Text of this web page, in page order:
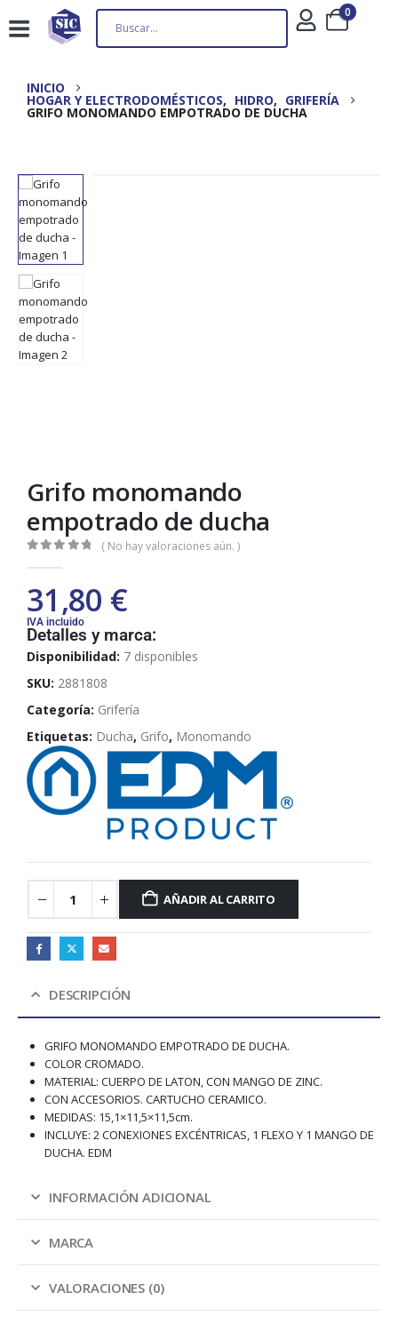
0
INICIO
HOGAR Y ELECTRODOMÉSTICOS, HIDRO, GRIFERÍA
GRIFO MONOMANDO EMPOTRADO DE DUCHA
Grifo monomando
empotrado de ducha
( No hay valoraciones aún. )
31,80 €
IVA incluido
Detalles y marca:
Disponibilidad: 7 disponibles
SKU: 2881808
Categoría: Grifería
Etiquetas: Ducha, Grifo, Monomando
AÑADIR AL CARRITO
DESCRIPCIÓN
GRIFO MONOMANDO EMPOTRADO DE DUCHA.
COLOR CROMADO.
MATERIAL: CUERPO DE LATON, CON MANGO DE ZINC.
CON ACCESORIOS. CARTUCHO CERAMICO.
MEDIDAS: 15,1×11,5×11,5cm.
INCLUYE: 2 CONEXIONES EXCÉNTRICAS, 1 FLEXO Y 1 MANGO DE
DUCHA. EDM
INFORMACIÓN ADICIONAL
MARCA
VALORACIONES (0)